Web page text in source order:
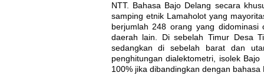
NTT. Bahasa Bajo Delang secara
samping etnik Lamaholot yang
berjumlah 248 orang yang
daerah lain. Di sebelah Timur Desa
sedangkan di sebelah barat dan
penghitungan dialektometri, isolek
100% jika dibandingkan dengan